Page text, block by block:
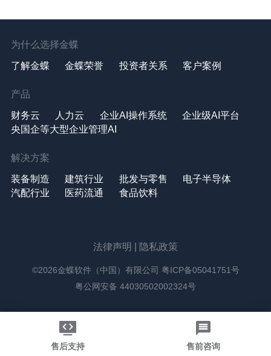
售后支持 售前咨询
为什么选择金蝶
了解金蝶 金蝶荣誉 投资者关系 客户案例
产品
财务云 人力云 企业AI操作系统
企业级AI平台
央国企等大型企业管理AI
解决方案
装备制造 建筑行业 批发与零售
电子半导体
汽配行业
医药流通 食品饮料
法律声明 隐私政策
©2026金蝶软件（中国）有限公司 粤ICP备05041751号
粤公网安备 44030502002324号